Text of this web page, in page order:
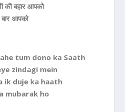
बहार आपको
बार आपको
tum dono ka Saath
zindagi mein
ik duje ka haath
mubarak ho